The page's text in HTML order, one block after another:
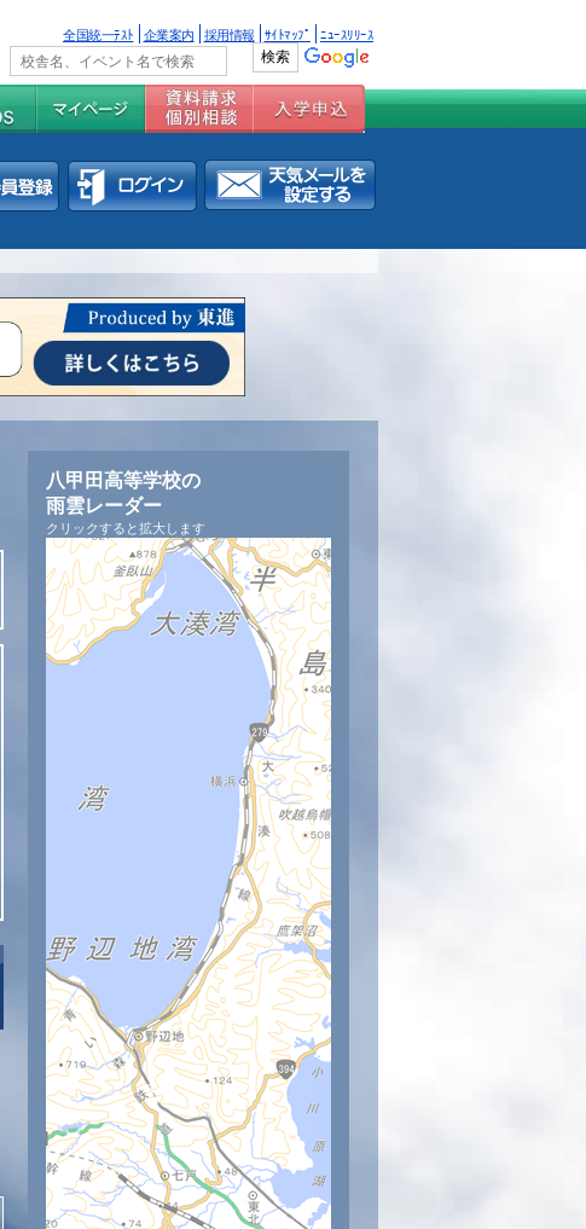
全国統一ﾃｽﾄ 企業案内 採用情報 ｻｲﾄﾏｯﾌﾟ ﾆｭｰｽﾘﾘｰｽ
八甲田高等学校の
雨雲レーダー
クリックすると拡大します